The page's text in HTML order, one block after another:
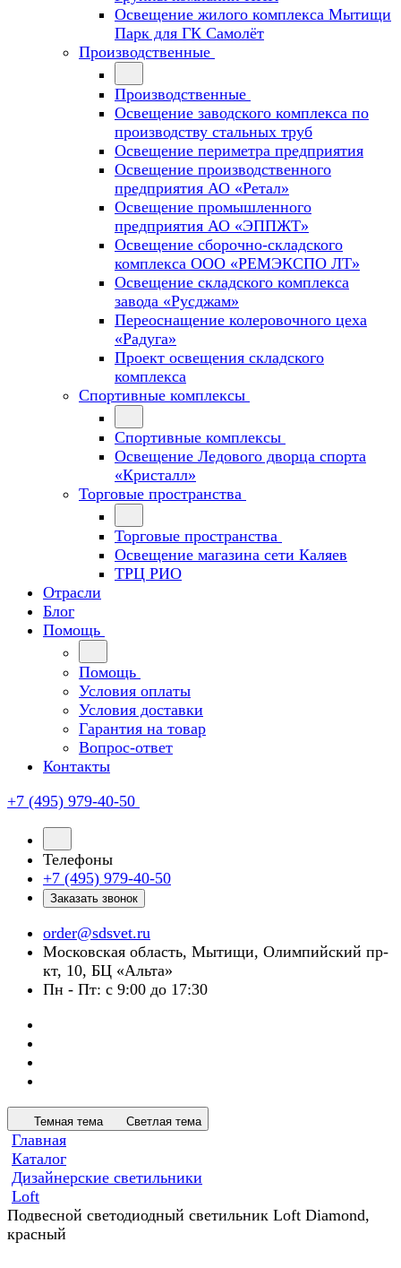
Освещение жилого комплекса Мытищи
Парк для ГК Самолёт
Производственные
Производственные
Освещение заводского комплекса по
производству стальных труб
Освещение периметра предприятия
Освещение производственного
предприятия АО «Ретал»
Освещение промышленного
предприятия АО «ЭППЖТ»
Освещение сборочно-складского
комплекса ООО «РЕМЭКСПО ЛТ»
Освещение складского комплекса
завода «Русджам»
Переоснащение колеровочного цеха
«Радуга»
Проект освещения складского
комплекса
Спортивные комплексы
Спортивные комплексы
Освещение Ледового дворца спорта
«Кристалл»
Торговые пространства
Торговые пространства
Освещение магазина сети Каляев
ТРЦ РИО
Отрасли
Блог
Помощь
Помощь
Условия оплаты
Условия доставки
Гарантия на товар
Вопрос-ответ
Контакты
+7 (495) 979-40-50
Телефоны
+7 (495) 979-40-50
Заказать звонок
order@sdsvet.ru
Московская область, Мытищи, Олимпийский пр-
кт, 10, БЦ «Альта»
Пн - Пт: с 9:00 до 17:30
Темная тема Светлая тема
Главная
Каталог
Дизайнерские светильники
Loft
Подвесной светодиодный светильник Loft Diamond,
красный